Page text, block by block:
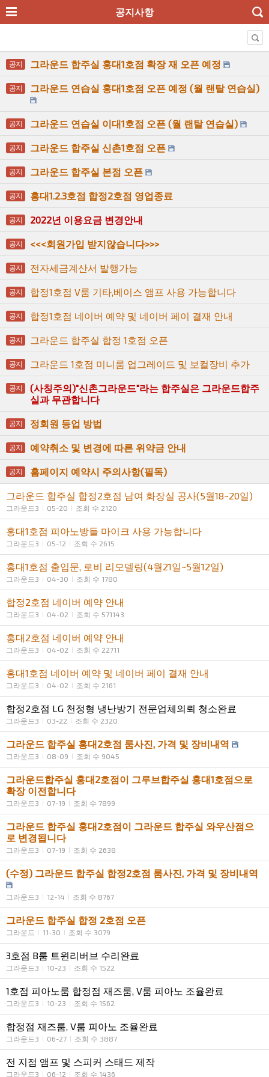
공지사항
공지 그라운드 합주실 홍대1호점 확장 재 오픈 예정
공지 그라운드 연습실 홍대1호점 오픈 예정 (월 랜탈 연습실)
공지 그라운드 연습실 이대1호점 오픈 (월 랜탈 연습실)
공지 그라운드 합주실 신촌1호점 오픈
공지 그라운드 합주실 본점 오픈
공지 홍대1.2.3호점 합정2호점 영업종료
공지 2022년 이용요금 변경안내
공지 <<<회원가입 받지않습니다>>>
공지 전자세금계산서 발행가능
공지 합정1호점 V룸 기타,베이스 앰프 사용 가능합니다
공지 합정1호점 네이버 예약 및 네이버 페이 결재 안내
공지 그라운드 합주실 합정 1호점 오픈
공지 그라운드 1호점 미니룸 업그레이드 및 보컬장비 추가
공지
(사칭주의)"신촌그라운드"라는 합주실은 그라운드합주
실과 무관합니다
공지 정회원 등업 방법
공지 예약취소 및 변경에 따른 위약금 안내
공지 홈페이지 예약시 주의사항(필독)
그라운드 합주실 합정2호점 남여 화장실 공사(5월18~20일)
그라운드3 05-20 조회 수 2120
홍대1호점 피아노방들 마이크 사용 가능합니다
그라운드3 05-12 조회 수 2615
홍대1호점 출입문, 로비 리모델링(4월21일~5월12일)
그라운드3 04-30 조회 수 1780
합정2호점 네이버 예약 안내
그라운드3 04-02 조회 수 571143
홍대2호점 네이버 예약 안내
그라운드3 04-02 조회 수 22711
홍대1호점 네이버 예약 및 네이버 페이 결재 안내
그라운드3 04-02 조회 수 2161
합정2호점 LG 천정형 냉난방기 전문업체의뢰 청소완료
그라운드3 03-22 조회 수 2320
그라운드 합주실 홍대2호점 룸사진, 가격 및 장비내역
그라운드3 08-09 조회 수 9045
그라운드합주실 홍대2호점이 그루브합주실 홍대1호점으로
확장 이전합니다
그라운드3 07-19 조회 수 7899
그라운드 합주실 홍대2호점이 그라운드 합주실 와우산점으
로 변경됩니다
그라운드3 07-19 조회 수 2638
(수정) 그라운드 합주실 합정2호점 룸사진, 가격 및 장비내역
그라운드3 12-14 조회 수 8767
그라운드 합주실 합정 2호점 오픈
그라운드 11-30 조회 수 3079
3호점 B룸 트윈리버브 수리완료
그라운드3 10-23 조회 수 1522
1호점 피아노룸 합정점 재즈룸, V룸 피아노 조율완료
그라운드3 10-23 조회 수 1562
합정점 재즈룸, V룸 피아노 조율완료
그라운드3 06-27 조회 수 3887
전 지점 앰프 및 스피커 스태드 제작
그라운드3 06-12 조회 수 1436